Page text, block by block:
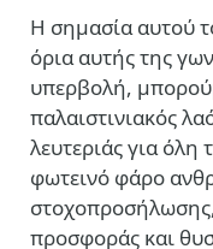
Η σημασία αυτού
όρια αυτής της
υπερβολή,
παλαιστινιακός
λευτεριάς για
φωτεινό φάρο
προσφοράς και